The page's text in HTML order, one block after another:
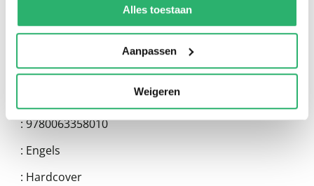
kunnen ontvangen en verwerken.
Alles toestaan
Aanpassen
Weigeren
:Gideon Sterer
Harpercollins Publishers Inc
:9780063358010
: Engels
: Hardcover